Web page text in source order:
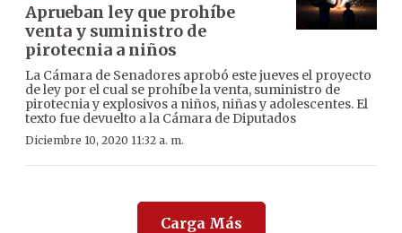
Aprueban ley que prohíbe
venta y suministro de
pirotecnia a niños
La Cámara de Senadores aprobó este jueves el proyecto
de ley por el cual se prohíbe la venta, suministro de
pirotecnia y explosivos a niños, niñas y adolescentes. El
texto fue devuelto a la Cámara de Diputados
Diciembre 10, 2020 11:32 a. m.
Carga Más